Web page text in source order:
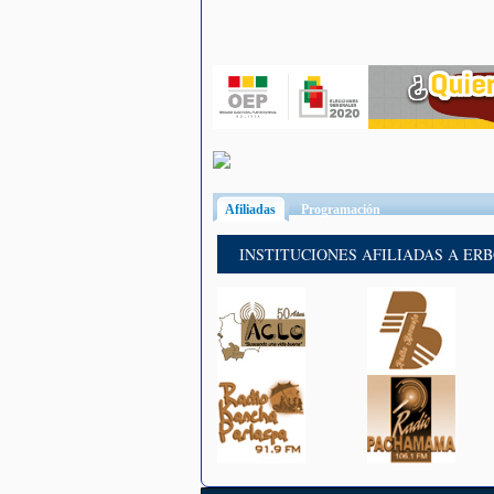
Afiliadas (solapa activa)
Programación
INSTITUCIONES AFILIADAS A